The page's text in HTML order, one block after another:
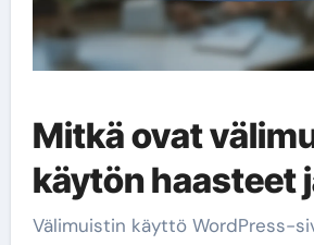
Mitkä ovat
käytön haasteet
Välimuistin käyttö WordPress-